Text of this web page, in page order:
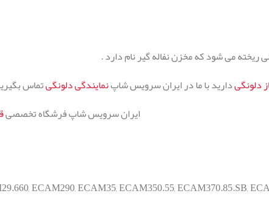
می شود که مخزن نفاله گیر نام دارد .
دلونگیدارید با ما در ایران سرویس شاپنمایندگی دلونگیتماس
ایران سرویس شاپ فرشگاه تخصصی
,ECAM290,ECAM35,ECAM350.55,ECAM370.85.SB,